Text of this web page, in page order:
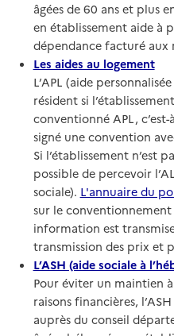
âgées de 60 ans et plus
en établissement aide à
dépendance facturé aux
Les aides au logement
L’APL (aide
résident si
conventionné APL,
signé une convention
Si l’établissement n’est
possible de percevoir
sociale). L'annuaire du
sur le conventionnement
information est
transmission des prix et
L’ASH (aide sociale à
Pour éviter un maintien
raisons financières,
auprès du conseil